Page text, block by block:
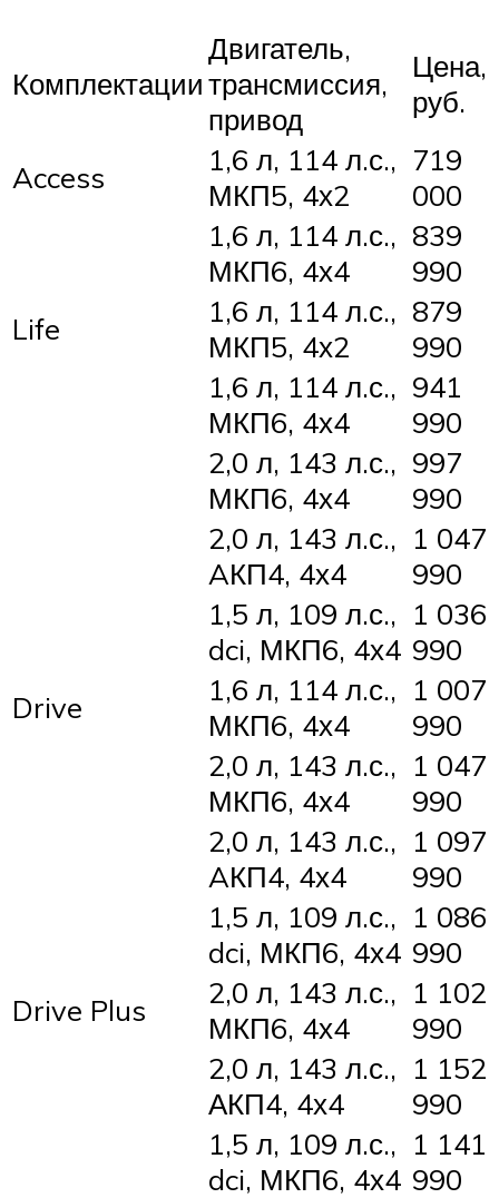
Комплектации
Двигатель,
трансмиссия,
привод
Цена,
руб.
Access
1,6 л, 114 л.с.,
МКП5, 4х2
719
000
1,6 л, 114 л.с.,
МКП6, 4х4
839
990
Life
1,6 л, 114 л.с.,
МКП5, 4х2
879
990
1,6 л, 114 л.с.,
МКП6, 4х4
941
990
2,0 л, 143 л.с.,
МКП6, 4х4
997
990
2,0 л, 143 л.с.,
AКП4, 4х4
1 047
990
1,5 л, 109 л.с.,
dci, МКП6, 4х4
1 036
990
Drive
1,6 л, 114 л.с.,
МКП6, 4х4
1 007
990
2,0 л, 143 л.с.,
МКП6, 4х4
1 047
990
2,0 л, 143 л.с.,
AКП4, 4х4
1 097
990
1,5 л, 109 л.с.,
dci, МКП6, 4х4
1 086
990
Drive Plus
2,0 л, 143 л.с.,
МКП6, 4х4
1 102
990
2,0 л, 143 л.с.,
АКП4, 4х4
1 152
990
1,5 л, 109 л.с.,
dci, МКП6, 4х4
1 141
990